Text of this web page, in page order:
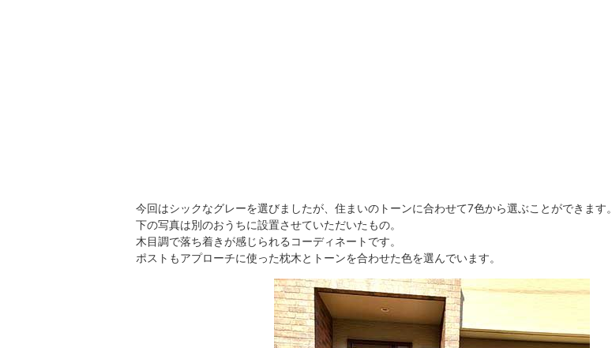
今回はシックなグレーを選びましたが、住まいのトーンに合わせて7色から選ぶことができます。
下の写真は別のおうちに設置させていただいたもの。
木目調で落ち着きが感じられるコーディネートです。
ポストもアプローチに使った枕木とトーンを合わせた色を選んでいます。